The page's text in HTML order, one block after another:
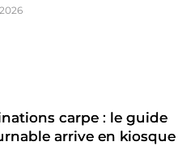
carpe : le guide
arrive en kiosque